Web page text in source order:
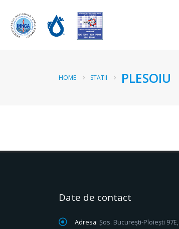
HOME STATII PLESOIU
Date de contact
Adresa: Șos. București-Ploiești 97E,